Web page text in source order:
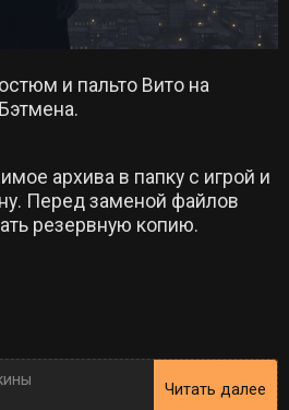
и пальто Вито на
архива в папку с игрой и
Перед заменой файлов
резервную копию.
Читать далее